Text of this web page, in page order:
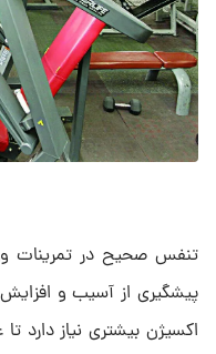
تنفس صحیح در تمرینات
پیشگیری از آسیب و
اکسیژن بیشتری نیاز دارد